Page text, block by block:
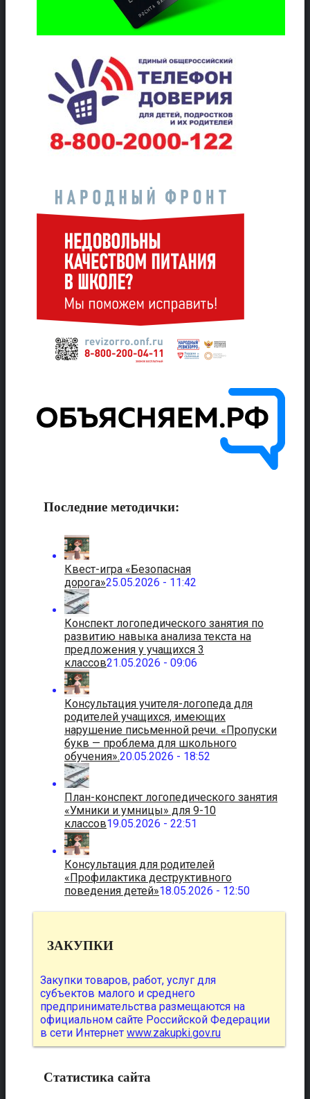
Последние методички:
Квест-игра «Безопасная
дорога»25.05.2026 - 11:42
Конспект логопедического занятия по
развитию навыка анализа текста на
предложения у учащихся 3
классов21.05.2026 - 09:06
Консультация учителя-логопеда для
родителей учащихся, имеющих
нарушение письменной речи. «Пропуски
букв — проблема для школьного
обучения».20.05.2026 - 18:52
План-конспект логопедического занятия
«Умники и умницы» для 9-10
классов19.05.2026 - 22:51
Консультация для родителей
«Профилактика деструктивного
поведения детей»18.05.2026 - 12:50
ЗАКУПКИ
Закупки товаров, работ, услуг для
субъектов малого и среднего
предпринимательства размещаются на
официальном сайте Российской Федерации
в сети Интернет www.zakupki.gov.ru
Статистика сайта